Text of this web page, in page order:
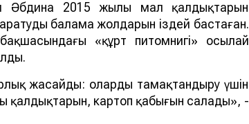
Әбдина 2015 жылы мал қалдықтарын
балама жолдарын іздей бастаған.
«құрт питомнигі» осылай
жасайды: оларды тамақтандыру үшін
қалдықтарын, картоп қабығын салады», -